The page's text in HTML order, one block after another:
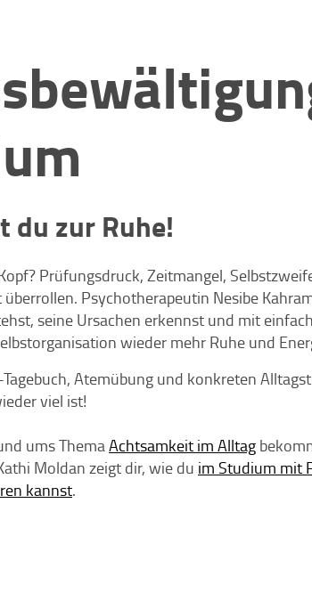
du zur Ruhe!
Prüfungsdruck, Zeitmangel,
Psychotherapeutin Nesibe
seine Ursachen erkennst und mit
wieder mehr Ruhe und
Atemübung und konkreten
viel ist!
ums ThemaAchtsamkeit im Alltag
Moldan zeigt dir, wie du im Studium mit
kannst.